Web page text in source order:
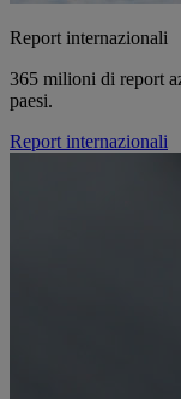
Report internazionali
365 milioni di report
paesi.
Report internazionali